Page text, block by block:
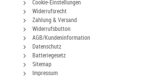
Cookie-Einstellungen
Widerrufsrecht
Zahlung & Versand
Widerrufsbutton
AGB/Kundeninformation
Datenschutz
Batteriegesetz
Sitemap
Impressum